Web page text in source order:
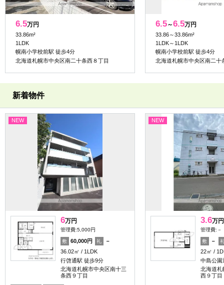
6.5万円
33.86m²
1LDK
幌南小学校前駅 徒歩4分
北海道札幌市中央区南二十条西８丁目
6.5～6.5万円
33.86～33.86m²
1LDK～1LDK
幌南小学校前駅 徒歩4分
北海道札幌市中央区南二十
新着物件
NEW
6万円
管理費:5,000円
敷 60,000円 礼
－
36.02㎡
1LDK
行啓通駅 徒歩9分
北海道札幌市中央区南十三
条西９丁目
NEW
3.6万円
管理費:－
敷 －
22㎡
中島公園
北海道札
西９丁目